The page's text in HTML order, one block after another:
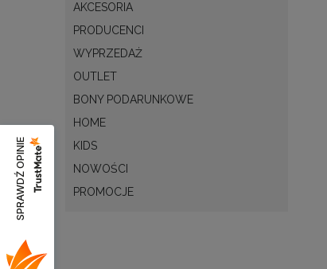
AKCESORIA
PRODUCENCI
WYPRZEDAŻ
OUTLET
BONY PODARUNKOWE
HOME
KIDS
NOWOŚCI
PROMOCJE
SPRAWDŹ OPINIE